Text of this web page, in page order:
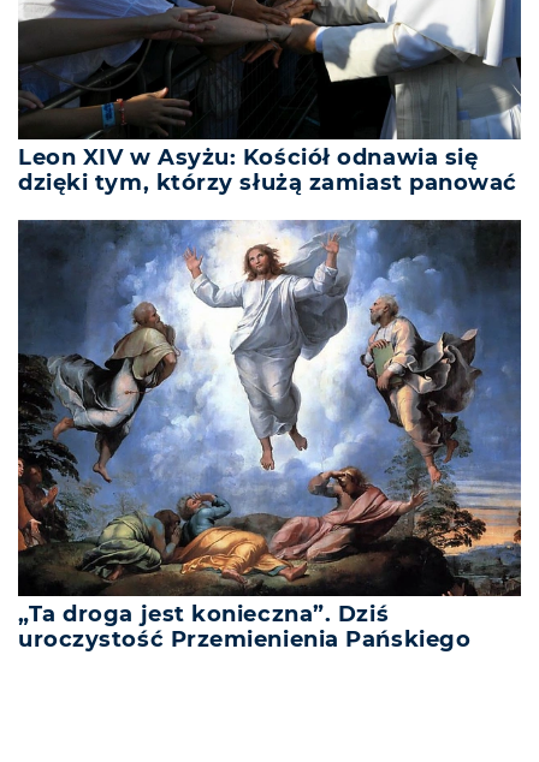
Leon XIV w Asyżu: Kościół odnawia się
dzięki tym, którzy służą zamiast panować
„Ta droga jest konieczna”. Dziś
uroczystość Przemienienia Pańskiego